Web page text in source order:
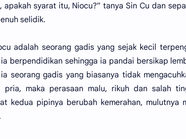
apakah syarat itu, Niocu?” tanya Sin Cu dan
selidik.
adalah seorang gadis yang sejak kecil
ia berpendidikan sehingga ia pandai bersikap
seorang gadis yang biasanya tidak
pria, maka perasaan malu, rikuh dan salah
kedua pipinya berubah kemerahan, mulutnya